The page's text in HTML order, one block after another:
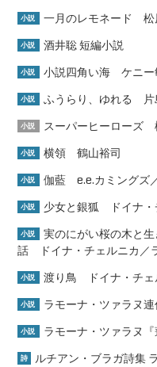
小説 一月のレモネード 松
小説 酒井聡 短編小説
小説 小説四角い海 ケニー
小説 ふうらり、ゆれる 片
小説 スーパーヒーローズ
小説 横領 鶴山裕司
小説 伽藍 e.e.カミングズ
小説 少女と銀狐 ドイナ・
小説
実のにがい桜の木と
話 ドイナ・チェルニカ／
小説 渡り鳥 ドイナ・チェ
小説 ラモーナ・ツァラヌ
小説 ラモーナ・ツァラヌ『
詩 ルチアン・ブラガ詩集